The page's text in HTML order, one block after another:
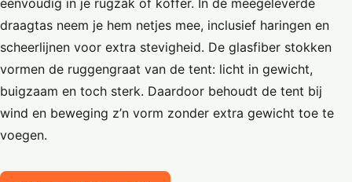
eenvoudig in je rugzak of koffer. In de meegeleverde
draagtas neem je hem netjes mee, inclusief haringen en
scheerlijnen voor extra stevigheid. De glasfiber stokken
vormen de ruggengraat van de tent: licht in gewicht,
buigzaam en toch sterk. Daardoor behoudt de tent bij
wind en beweging z’n vorm zonder extra gewicht toe te
voegen.